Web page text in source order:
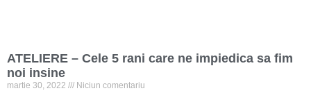
ATELIERE – Cele 5 rani care ne impiedica sa fim
noi insine
martie 30, 2022 Niciun comentariu